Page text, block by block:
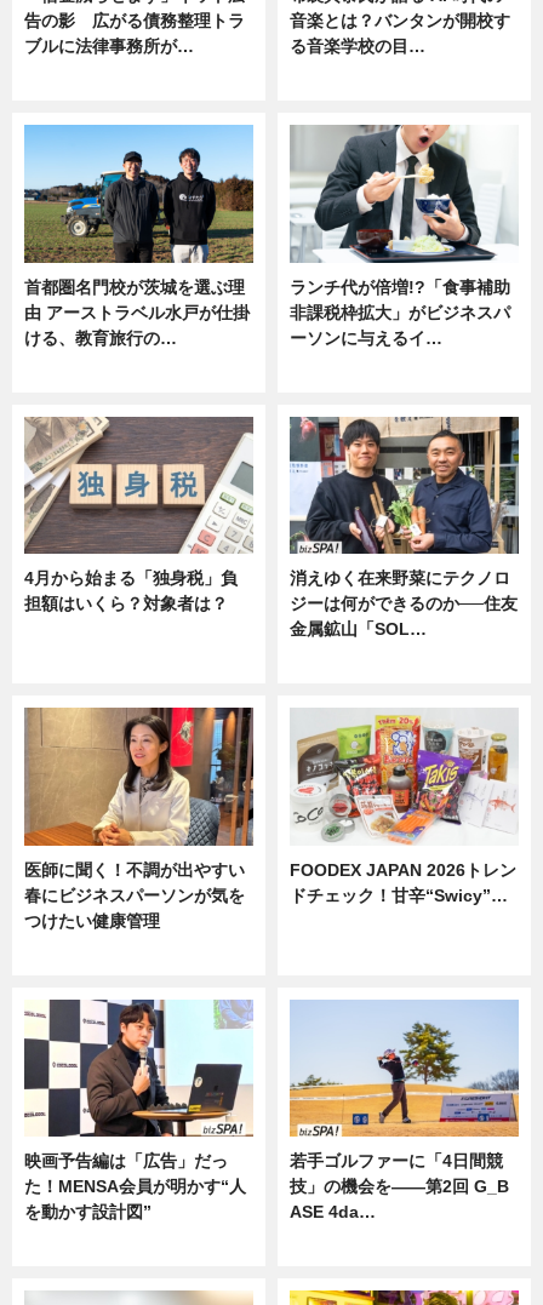
告の影 広がる債務整理トラ
ブルに法律事務所が…
音楽とは？バンタンが開校す
る音楽学校の目…
首都圏名門校が茨城を選ぶ理
由 アーストラベル水戸が仕掛
ける、教育旅行の…
ランチ代が倍増!?「食事補助
非課税枠拡大」がビジネスパ
ーソンに与えるイ…
4月から始まる「独身税」負
担額はいくら？対象者は？
消えゆく在来野菜にテクノロ
ジーは何ができるのか──住友
金属鉱山「SOL…
医師に聞く！不調が出やすい
春にビジネスパーソンが気を
つけたい健康管理
FOODEX JAPAN 2026トレン
ドチェック！甘辛“Swicy”…
映画予告編は「広告」だっ
た！MENSA会員が明かす“人
を動かす設計図”
若手ゴルファーに「4日間競
技」の機会を——第2回 G_B
ASE 4da…